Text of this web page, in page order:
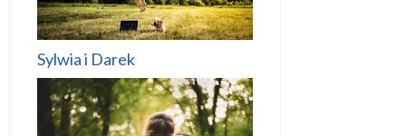
Sylwia i Darek